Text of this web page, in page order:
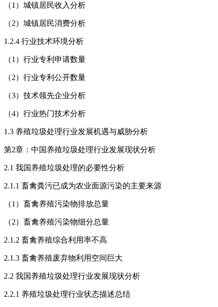
（1）城镇居民收入分析
（2）城镇居民消费分析
1.2.4 行业技术环境分析
（1）行业专利申请数量
（2）行业专利公开数量
（3）技术领先企业分析
（4）行业热门技术分析
1.3 养殖垃圾处理行业发展机遇与威胁分析
第2章：中国养殖垃圾处理行业发展现状分析
2.1 我国养殖垃圾处理的必要性分析
2.1.1 畜禽粪污已成为农业面源污染的主要来源
（1）畜禽养殖污染物排放总量
（2）畜禽养殖污染物细分总量
2.1.2 畜禽养殖综合利用率不高
2.1.3 畜禽养殖废弃物利用空间巨大
2.2 我国养殖垃圾处理行业发展现状分析
2.2.1 养殖垃圾处理行业状态描述总结